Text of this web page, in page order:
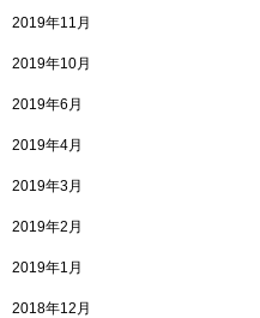
2019年11月
2019年10月
2019年6月
2019年4月
2019年3月
2019年2月
2019年1月
2018年12月